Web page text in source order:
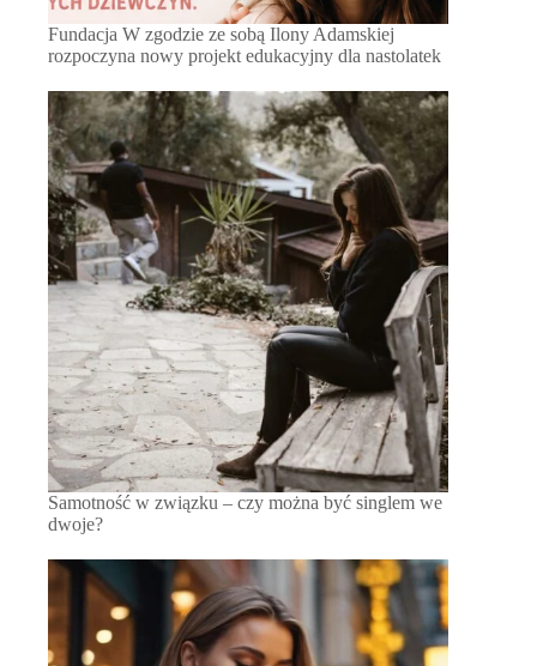
Fundacja W zgodzie ze sobą Ilony Adamskiej
rozpoczyna nowy projekt edukacyjny dla nastolatek
Samotność w związku – czy można być singlem we
dwoje?